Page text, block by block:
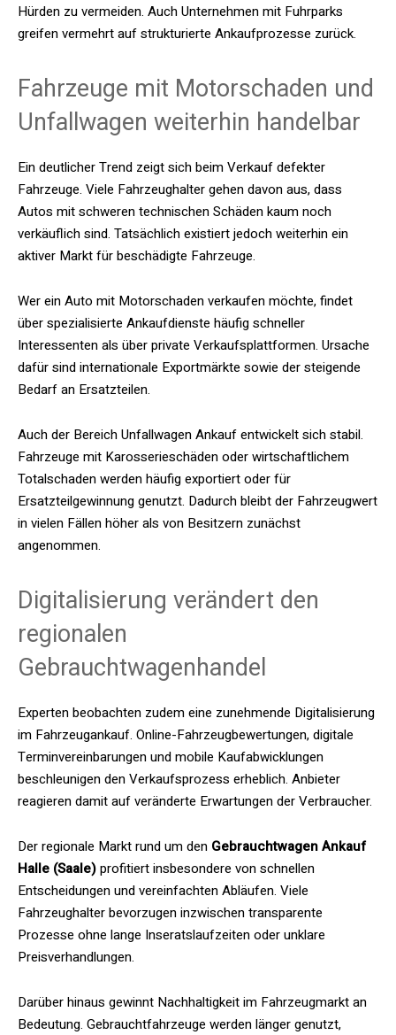
Hürden zu vermeiden. Auch Unternehmen mit Fuhrparks
greifen vermehrt auf strukturierte Ankaufprozesse zurück.
Fahrzeuge mit Motorschaden und
Unfallwagen weiterhin handelbar
Ein deutlicher Trend zeigt sich beim Verkauf defekter
Fahrzeuge. Viele Fahrzeughalter gehen davon aus, dass
Autos mit schweren technischen Schäden kaum noch
verkäuflich sind. Tatsächlich existiert jedoch weiterhin ein
aktiver Markt für beschädigte Fahrzeuge.
Wer einAuto mit Motorschaden verkaufenmöchte, findet
über spezialisierte Ankaufdienste häufig schneller
Interessenten als über private Verkaufsplattformen. Ursache
dafür sind internationale Exportmärkte sowie der steigende
Bedarf an Ersatzteilen.
Auch der Bereich Unfallwagen Ankauf entwickelt sich stabil.
Fahrzeuge mit Karosserieschäden oder wirtschaftlichem
Totalschaden werden häufig exportiert oder für
Ersatzteilgewinnung genutzt. Dadurch bleibt der Fahrzeugwert
in vielen Fällen höher als von Besitzern zunächst
angenommen.
Digitalisierung verändert den
regionalen
Gebrauchtwagenhandel
Experten beobachten zudem eine zunehmende Digitalisierung
im Fahrzeugankauf. Online-Fahrzeugbewertungen, digitale
Terminvereinbarungen und mobile Kaufabwicklungen
beschleunigen den Verkaufsprozess erheblich. Anbieter
reagieren damit auf veränderte Erwartungen der Verbraucher.
Der regionale Markt rund um den Gebrauchtwagen Ankauf
Halle (Saale)profitiert insbesondere von schnellen
Entscheidungen und vereinfachten Abläufen. Viele
Fahrzeughalter bevorzugen inzwischen transparente
Prozesse ohne lange Inseratslaufzeiten oder unklare
Preisverhandlungen.
Darüber hinaus gewinnt Nachhaltigkeit im Fahrzeugmarkt an
Bedeutung. Gebrauchtfahrzeuge werden länger genutzt,